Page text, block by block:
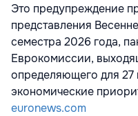
Это предупреждение
представления
семестра 2026 года,
Еврокомиссии,
определяющего для 27
экономические
euronews.com